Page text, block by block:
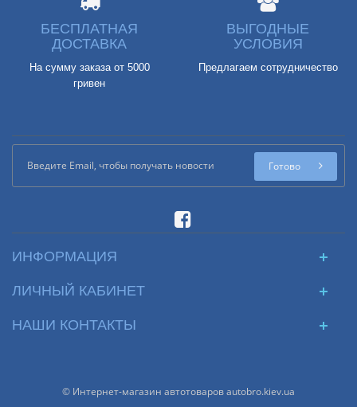
БЕСПЛАТНАЯ
ДОСТАВКА
На сумму заказа от 5000
гривен
ВЫГОДНЫЕ
УСЛОВИЯ
Предлагаем сотрудничество
Готово
ИНФОРМАЦИЯ
ЛИЧНЫЙ КАБИНЕТ
НАШИ КОНТАКТЫ
© Интернет-магазин автотоваров autobro.kiev.ua